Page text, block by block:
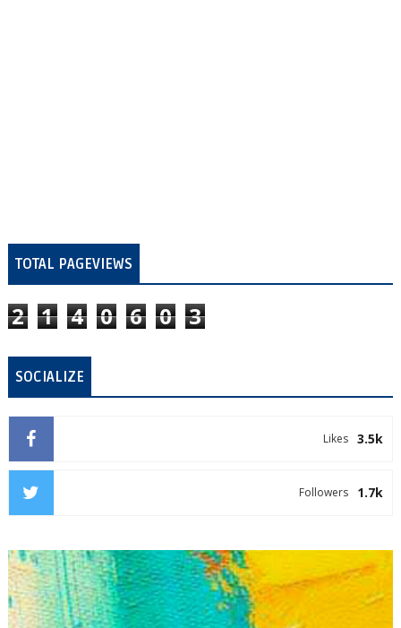
TOTAL PAGEVIEWS
2 1 4 0 6 0 3
SOCIALIZE
3.5k
Likes
1.7k
Followers